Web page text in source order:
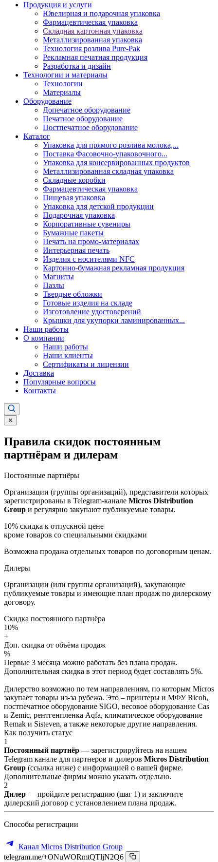
Продукция и услуги
Ювелирная и подарочная упаковка
Фармацевтическая упаковка
Складная картонная упаковка
Металлизированная упаковка
Технология розлива Pure-Pak
Рекламная печатная продукция
Разработка и дизайн
Технологии и материалы
Технологии
Материалы
Оборудование
Допечатное оборудование
Печатное оборудование
Постпечатное оборудование
Каталог
Упаковка для прямого розлива молока,...
Поставка Фасовочно-упаковочного...
Упаковка для консервированных продуктов
Металлизированная складная упаковка
Складные коробки
Фармацевтическая упаковка
Пищевая упаковка
Упаковка для детской продукции
Подарочная упаковка
Корпоративные сувениры
Бумажные пакеты
Печать на промо-материалах
Интерьерная печать
Изделия с носителями NFC
Картонно-бумажная рекламная продукция
Магниты
Пазлы
Твердые обложки
Готовые изделия на складе
Изготовление удостоверений
Крышки для укупорки ламинированных...
Наши работы
О компании
Наши работы
Наши клиенты
Сертификаты и лицензии
Доставка
Популярные вопросы
Контакты
✕
Правила скидок постоянным
партнёрам и дилерам
Постоянные партнёры
Организации (группы организаций), представители которых
зарегистрированы в Telegram-канале Micros Distribution
Group и регулярно закупают публикуемые товары.
10% скидка к отпускной цене
кроме товаров со специальными скидками
Возможна продажа отдельных товаров по договорным ценам.
Дилеры
Организации (или группы организаций), закупающие
публикуемые товары и имеющие план продаж по дилерскому
договору.
Скидка постоянного партнёра
10%
+
Доп. скидка от объёма продаж
%
Первые 3 месяца можно работать без плана продаж.
Дополнительная скидка в этот период будет составлять 5%.
Дилерство возможно по тем направлениям, по которым Micros
закупает товары из-за рубежа. Это – принтеры и МФУ Ricoh,
постпечатное оборудование SIGO, весовое оборудование Cas
и Zemic, рентгенпленка Aqfa, климатическое оборудование
Remak и Sisteven, а также некоторые другие направления.
Как получить статус
1
Постоянный партнёр — зарегистрируйтесь на нашем
Telegram канале для партнеров и дилеров Micros Distribution
Group (ссылка ниже) с информацией о вашей фирме.
Дополнительные фирмы можно указать отдельно.
2
Дилер — пройдите регистрацию (шаг 1) и заключите
дилерский договор с установлением плана продаж.
Способы регистрации
Канал Micros Distribution Group
telegram.me/+ONuWORmtQTljN2Q6